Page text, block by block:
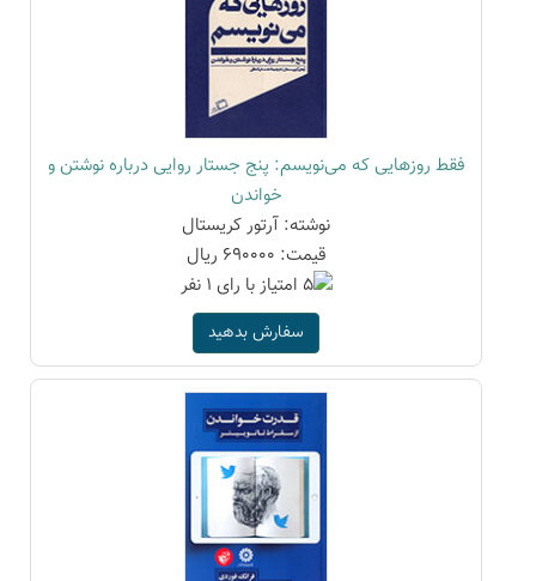
فقط روزهایی که می‌نویسم: پنج جستار روایی درباره نوشتن و
خواندن
نوشته: آرتور کریستال
قیمت: 690000 ریال
سفارش بدهید